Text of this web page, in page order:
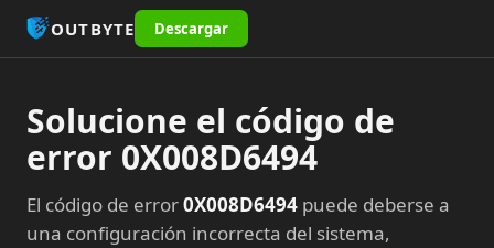
OUTBYTE Descargar
Solucione el código de
error 0X008D6494
El código de error0X008D6494 puede deberse a
una configuración incorrecta del sistema,